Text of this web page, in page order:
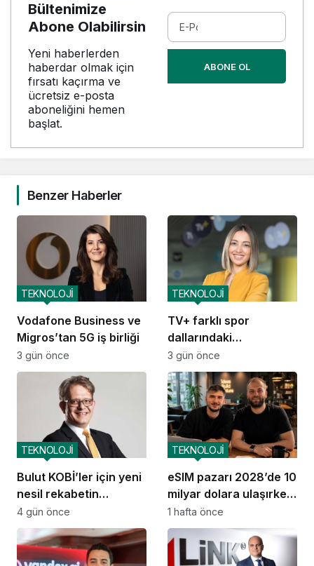
Bültenimize
Abone Olabilirsin
Yeni haberlerden
haberdar olmak için
fırsatı kaçırma ve
ücretsiz e-posta
aboneliğini hemen
başlat.
ABONE OL
Benzer Haberler
Vodafone Business ve
Migros’tan 5G iş birliği
TEKNOLOJİ
3 gün önce
TV+ farklı spor
dallarındaki
organizasyonları tek
çatı altında
buluşturuyor
TEKNOLOJİ
3 gün önce
Bulut KOBİ’ler için yeni
nesil rekabetin
altyapısına dönüştü
TEKNOLOJİ
4 gün önce
eSIM pazarı 2028’de 10
milyar dolara ulaşırken
GetSimLess
büyümesini sürdürüyor
TEKNOLOJİ
1 hafta önce